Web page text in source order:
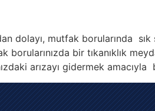
dolayı, mutfak borularında
bir tıkanıklık
arızayı gidermek